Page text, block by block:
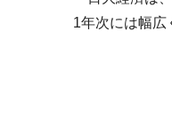
1年次には幅広